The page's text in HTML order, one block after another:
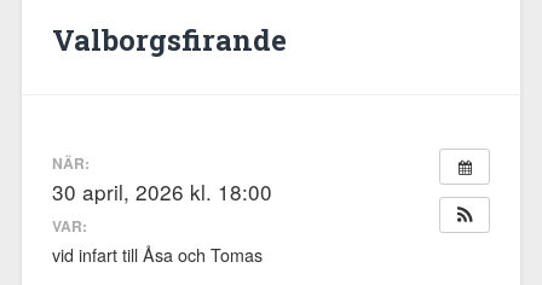
Valborgsfirande
NÄR:
30 april, 2026 kl. 18:00
VAR:
vid infart till Åsa och Tomas